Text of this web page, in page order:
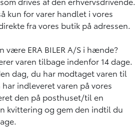
kun for varer handlet i vores
fra vores butik på adressen.
være ERA BILER A/S i hænde?
varen tilbage indenfor 14 dage.
dag, du har modtaget varen til
indleveret varen på vores
den på posthuset/til en
kvittering og gem den indtil du